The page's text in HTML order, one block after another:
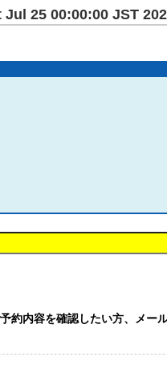
25 00:00:00 JST
内容を確認したい方、メー